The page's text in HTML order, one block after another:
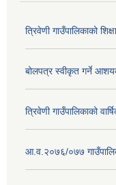
त्रिवेणी गाउँपालिकाको
बोलपत्र स्वीकृत गर्ने
त्रिवेणी गाउँपालिकाको
आ.व.२०७६/०७७